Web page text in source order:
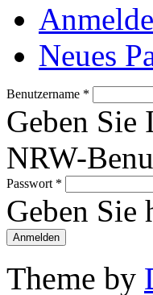
Neues
Benutzername *
Geben
NRW-
Passwort *
Geben Sie
Theme by